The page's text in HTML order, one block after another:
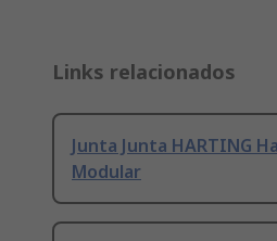
Links relacionados
Junta Junta HARTING
Modular